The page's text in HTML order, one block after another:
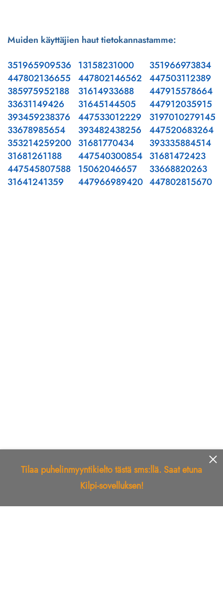
Muiden käyttäjien haut tietokannastamme:
351965909536
447802136655
385975952188
33631149426
393459238376
33678985654
353214259200
31681261188
447545807588
31641241359
13158231000
447802146562
31614933688
31645144505
447533012229
393482438256
31681770434
447540300854
15062046657
447966989420
351966973834
447503112389
447915578664
447912035915
3197010279145
447520683264
393335884514
31681472423
33668820263
447802815670
Tilaa puhelinmyyntikielto tästä sms:llä. Saat etuna
Kilpi-sovelluksen!